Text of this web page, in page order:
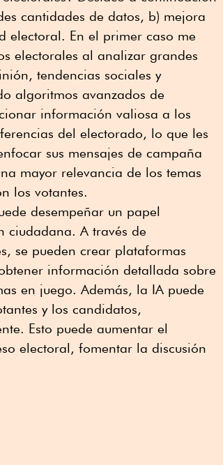
cantidades de datos, b) mejora
electoral. En el primer caso me
electorales al analizar grandes
tendencias sociales y
algoritmos avanzados de
información valiosa a los
del electorado, lo que les
sus mensajes de campaña
mayor relevancia de los temas
los votantes.
desempeñar un papel
ciudadana. A través de
se pueden crear plataformas
información detallada sobre
en juego. Además, la IA puede
y los candidatos,
Esto puede aumentar el
electoral, fomentar la discusión